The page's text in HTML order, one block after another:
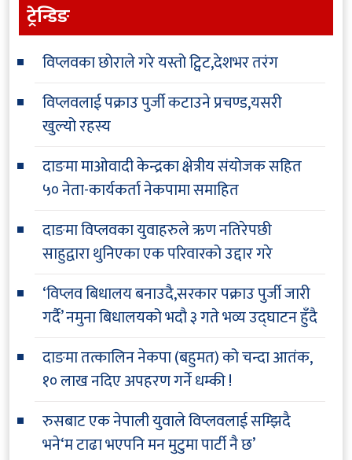
ट्रेन्डिङ
विप्लवका छोराले गरे यस्तो ट्विट,देशभर तरंग
विप्लवलाई पक्राउ पुर्जी कटाउने प्रचण्ड,यसरी
खुल्यो रहस्य
दाङमा माओवादी केन्द्रका क्षेत्रीय संयोजक सहित
५० नेता-कार्यकर्ता नेकपामा समाहित
दाङमा विप्लवका युवाहरुले ऋण नतिरेपछी
साहुद्वारा थुनिएका एक परिवारको उद्दार गरे
‘विप्लव बिधालय बनाउदै,सरकार पक्राउ पुर्जी जारी
गर्दै’ नमुना बिधालयको भदौ ३ गते भव्य उद्घाटन हुँदै
दाङमा तत्कालिन नेकपा (बहुमत) को चन्दा आतंक,
१० लाख नदिए अपहरण गर्ने धम्की !
रुसबाट एक नेपाली युवाले विप्लवलाई सम्झिदै
भने‘म टाढा भएपनि मन मुटुमा पार्टी नै छ’